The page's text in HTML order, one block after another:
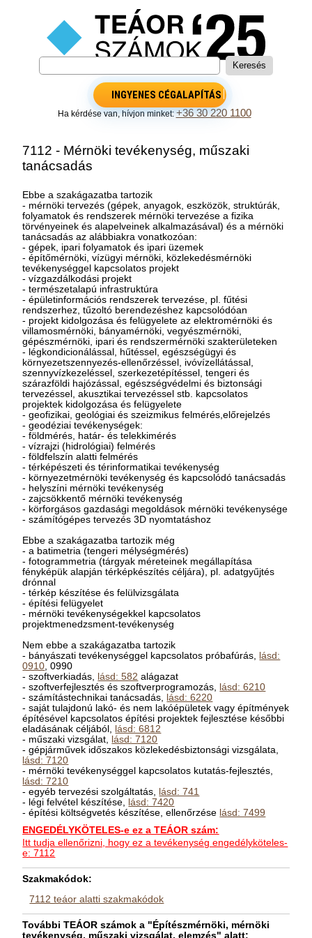
INGYENES CÉGALAPÍTÁS
Ha kérdése van, hívjon minket: +36 30 220 1100
7112 - Mérnöki tevékenység, műszaki
tanácsadás
Ebbe a szakágazatba tartozik
- mérnöki tervezés (gépek, anyagok, eszközök, struktúrák,
folyamatok és rendszerek mérnöki tervezése a fizika
törvényeinek és alapelveinek alkalmazásával) és a mérnöki
tanácsadás az alábbiakra vonatkozóan:
- gépek, ipari folyamatok és ipari üzemek
- építőmérnöki, vízügyi mérnöki, közlekedésmérnöki
tevékenységgel kapcsolatos projekt
- vízgazdálkodási projekt
- természetalapú infrastruktúra
- épületinformációs rendszerek tervezése, pl. fűtési
rendszerhez, tűzoltó berendezéshez kapcsolódóan
- projekt kidolgozása és felügyelete az elektromérnöki és
villamosmérnöki, bányamérnöki, vegyészmérnöki,
gépészmérnöki, ipari és rendszermérnöki szakterületeken
- légkondicionálással, hűtéssel, egészségügyi és
környezetszennyezés-ellenőrzéssel, ivóvízellátással,
szennyvízkezeléssel, szerkezetépítéssel, tengeri és
szárazföldi hajózással, egészségvédelmi és biztonsági
tervezéssel, akusztikai tervezéssel stb. kapcsolatos
projektek kidolgozása és felügyelete
- geofizikai, geológiai és szeizmikus felmérés,előrejelzés
- geodéziai tevékenységek:
- földmérés, határ- és telekkimérés
- vízrajzi (hidrológiai) felmérés
- földfelszín alatti felmérés
- térképészeti és térinformatikai tevékenység
- környezetmérnöki tevékenység és kapcsolódó tanácsadás
- helyszíni mérnöki tevékenység
- zajcsökkentő mérnöki tevékenység
- körforgásos gazdasági megoldások mérnöki tevékenysége
- számítógépes tervezés 3D nyomtatáshoz
Ebbe a szakágazatba tartozik még
- a batimetria (tengeri mélységmérés)
- fotogrammetria (tárgyak méreteinek megállapítása
fényképük alapján térképkészítés céljára), pl. adatgyűjtés
drónnal
- térkép készítése és felülvizsgálata
- építési felügyelet
- mérnöki tevékenységekkel kapcsolatos
projektmenedzsment-tevékenység
Nem ebbe a szakágazatba tartozik
- bányászati tevékenységgel kapcsolatos próbafúrás, lásd:
0910 , 0990
- szoftverkiadás, lásd: 582 alágazat
- szoftverfejlesztés és szoftverprogramozás, lásd: 6210
- számítástechnikai tanácsadás, lásd: 6220
- saját tulajdonú lakó- és nem lakóépületek vagy építmények
építésével kapcsolatos építési projektek fejlesztése későbbi
eladásának céljából, lásd: 6812
- műszaki vizsgálat, lásd: 7120
- gépjárművek időszakos közlekedésbiztonsági vizsgálata,
lásd: 7120
- mérnöki tevékenységgel kapcsolatos kutatás-fejlesztés,
lásd: 7210
- egyéb tervezési szolgáltatás, lásd: 741
- légi felvétel készítése, lásd: 7420
- építési költségvetés készítése, ellenőrzése lásd: 7499
ENGEDÉLYKÖTELES-e ez a TEÁOR szám:
Itt tudja ellenőrizni, hogy ez a tevékenység engedélyköteles-
e: 7112
Szakmakódok:
7112 teáor alatti szakmakódok
További TEÁOR számok a "Építészmérnöki, mérnöki
tevékenység, műszaki vizsgálat, elemzés" alatt: